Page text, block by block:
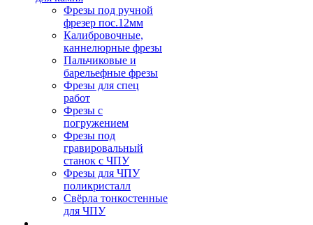
Фрезы под ручной
фрезер пос.12мм
Калибровочные,
каннелюрные фрезы
Пальчиковые и
барельефные фрезы
Фрезы для спец
работ
Фрезы с
погружением
Фрезы под
гравировальный
станок с ЧПУ
Фрезы для ЧПУ
поликристалл
Свёрла тонкостенные
для ЧПУ